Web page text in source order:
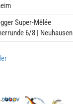
Super-Mêlée
6/8 | Neuhausen